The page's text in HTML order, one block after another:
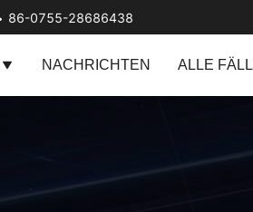
86-0755-28686438
NACHRICHTEN ALLE